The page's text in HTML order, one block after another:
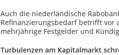
Auch die niederländische
Refinanzierungsbedarf betrifft vor
mehrjährige Festgelder und
Turbulenzen am Kapitalmarkt